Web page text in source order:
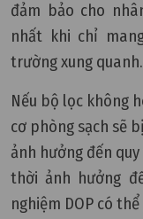
đảm bảo cho
nhất khi chỉ
trường xung quanh.
Nếu bộ lọc không
cơ phòng sạch sẽ
ảnh hưởng đến
thời ảnh hưởng
nghiệm DOP có